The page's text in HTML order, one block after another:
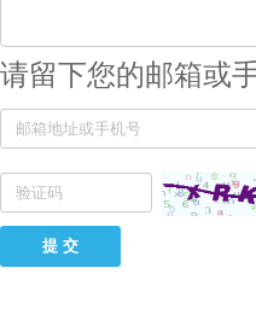
请留下您的邮箱或
提 交